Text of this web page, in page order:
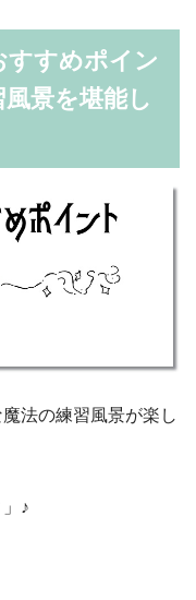
すすめポイン
景を堪能し
法の練習風景が楽し
♪